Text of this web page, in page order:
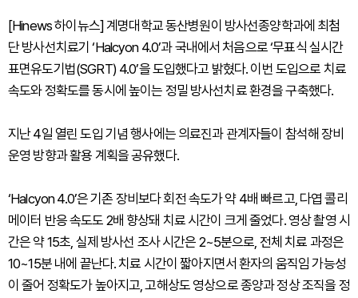
[Hinews 하이뉴스] 계명대학교 동산병원이 방사선종양학과에 최첨
단 방사선치료기 ‘Halcyon 4.0’과 국내에서 처음으로 ‘무표식 실시간
표면유도기법(SGRT) 4.0’을 도입했다고 밝혔다. 이번 도입으로 치료
속도와 정확도를 동시에 높이는 정밀 방사선치료 환경을 구축했다.
지난 4일 열린 도입 기념 행사에는 의료진과 관계자들이 참석해 장비
운영 방향과 활용 계획을 공유했다.
‘Halcyon 4.0’은 기존 장비보다 회전 속도가 약 4배 빠르고, 다엽 콜리
메이터 반응 속도도 2배 향상돼 치료 시간이 크게 줄었다. 영상 촬영 시
간은 약 15초, 실제 방사선 조사 시간은 2~5분으로, 전체 치료 과정은
10~15분 내에 끝난다. 치료 시간이 짧아지면서 환자의 움직임 가능성
이 줄어 정확도가 높아지고, 고해상도 영상으로 종양과 정상 조직을 정